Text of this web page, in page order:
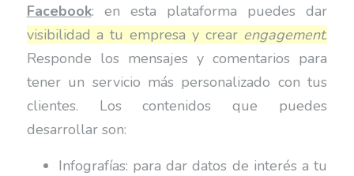
Facebook: en esta plataforma puedes dar
visibilidad a tu empresa y crear engagement.
Responde los mensajes y comentarios para
tener un servicio más personalizado con tus
clientes. Los contenidos que puedes
desarrollar son:
Infografías: para dar datos de interés a tu